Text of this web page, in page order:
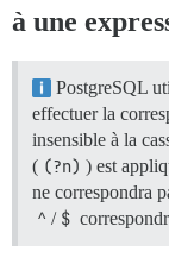
à une
PostgreSQL
effectuer la
insensible à la
( (?n) ) est
ne correspondra
^ / $